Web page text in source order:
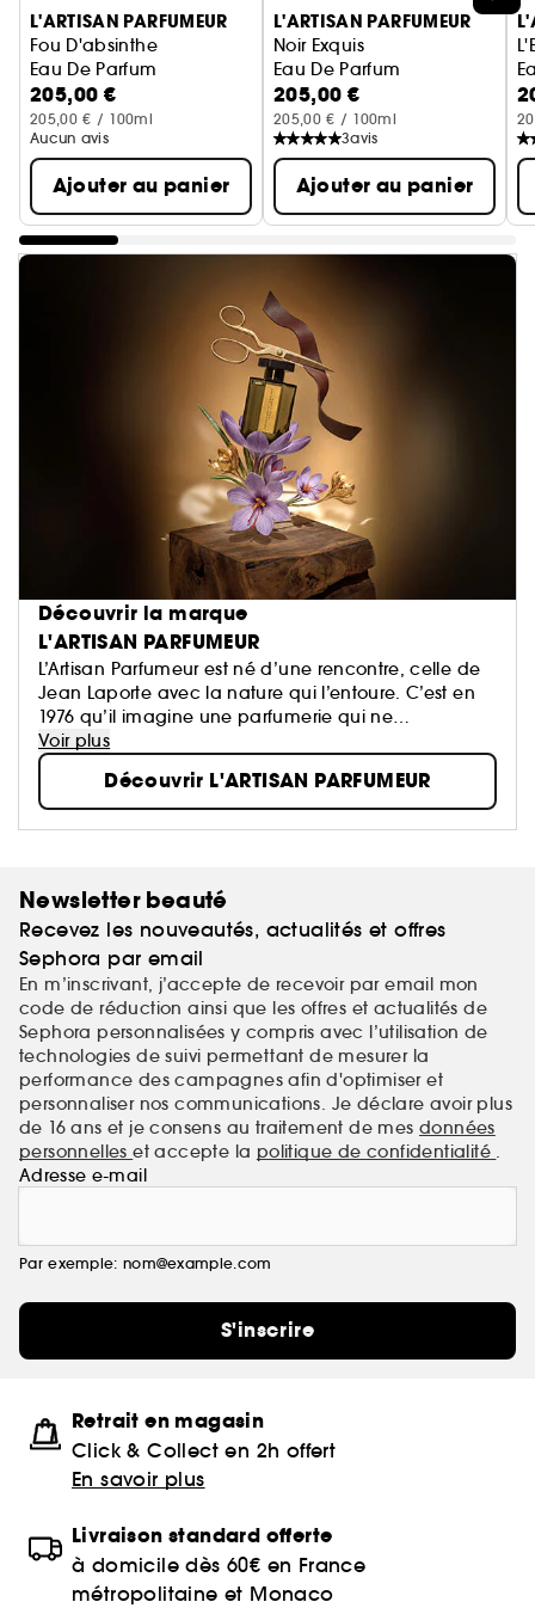
L'ARTISAN PARFUMEUR
Fou D'absinthe
Eau De Parfum
205,00 €
205,00 € / 100ml
Aucun avis
Ajouter au panier
L'ARTISAN PARFUMEUR
Noir Exquis
Eau De Parfum
205,00 €
205,00 € / 100ml
3avis
Ajouter au panier
Découvrir la marque
L'ARTISAN PARFUMEUR
L’Artisan Parfumeur est né d’une rencontre, celle de
Jean Laporte avec la nature qui l’entoure. C’est en
1976 qu’il imagine une parfumerie qui ne
ressemblera à aucune autre. Donnant carte
blanche aux artisans parfumeurs, les créations de la
Maison sont empreintes d’audace et exaltent les
différentes facettes de la nature.
Voir plus
Découvrir L'ARTISAN PARFUMEUR
Newsletter beauté
Recevez les nouveautés, actualités et offres
Sephora par email
En m’inscrivant, j’accepte de recevoir par email mon
code de réduction ainsi que les offres et actualités de
Sephora personnalisées y compris avec l’utilisation de
technologies de suivi permettant de mesurer la
performance des campagnes afin d'optimiser et
personnaliser nos communications. Je déclare avoir plus
de 16 ans et je consens au traitement de mes données
personnelleset accepte la politique de confidentialité
Adresse e-mail
Par exemple: nom@example.com
S'inscrire
Retrait en magasin
Click & Collect en 2h offert
En savoir plus
Livraison standard offerte
à domicile dès 60€ en France
métropolitaine et Monaco